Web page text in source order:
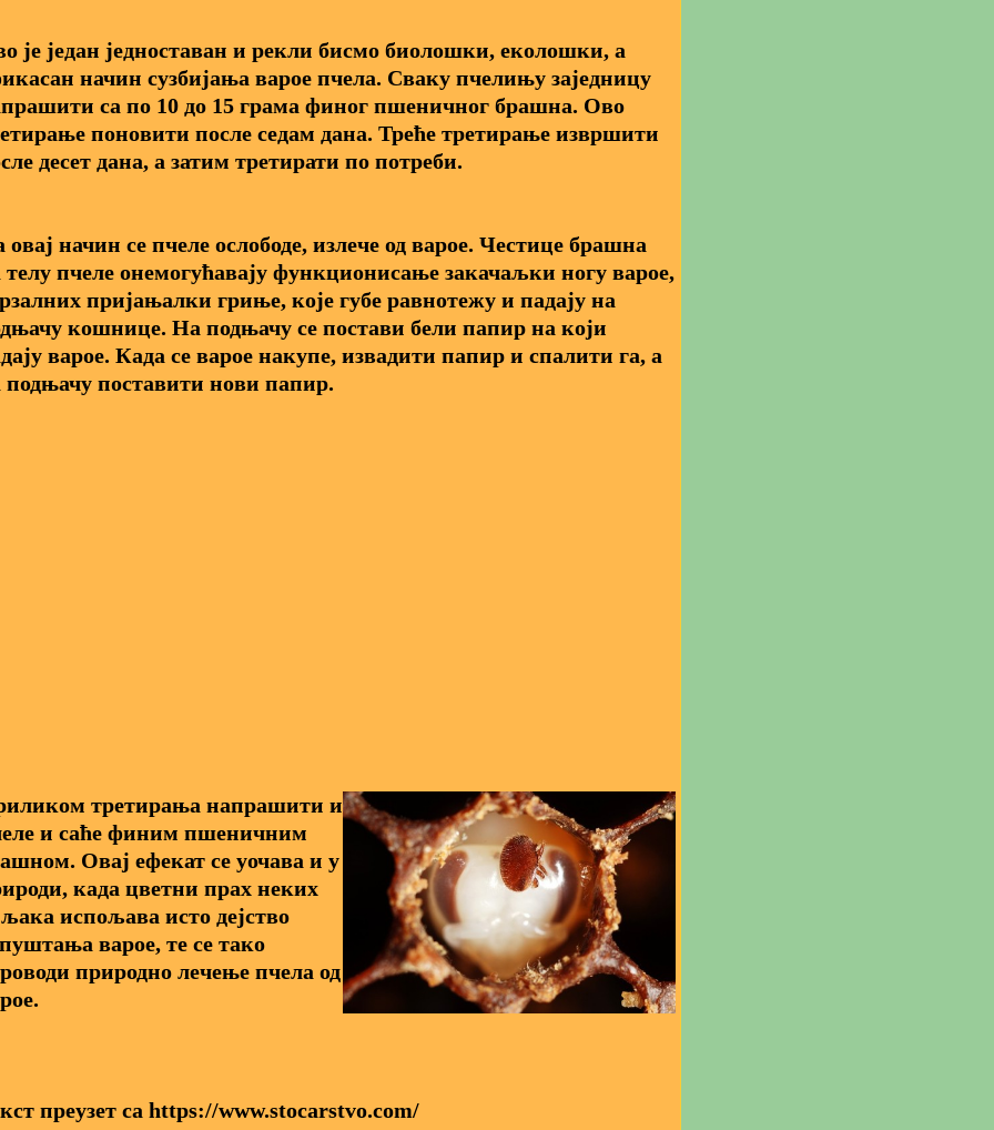
је један једноставан и рекли бисмо биолошки, еколошки, а
начин сузбијања варое пчела. Сваку пчелињу заједницу
са по 10 до 15 грама финог пшеничног брашна. Ово
поновити после седам дана. Треће третирање извршити
десет дана, а затим третирати по потреби.
овај начин се пчеле ослободе, излече од варое. Честице брашна
телу пчеле онемогућавају функционисање закачаљки ногу варое,
пријањалки гриње, које губе равнотежу и падају на
кошнице. На подњачу се постави бели папир на који
варое. Када се варое накупе, извадити папир и спалити га, а
подњачу поставити нови папир.
третирања напрашити и
и саће финим пшеничним
Овај ефекат се уочава и у
када цветни прах неких
испољава исто дејство
варое, те се тако
природно лечење пчела од
преузет са https://www.stocarstvo.com/